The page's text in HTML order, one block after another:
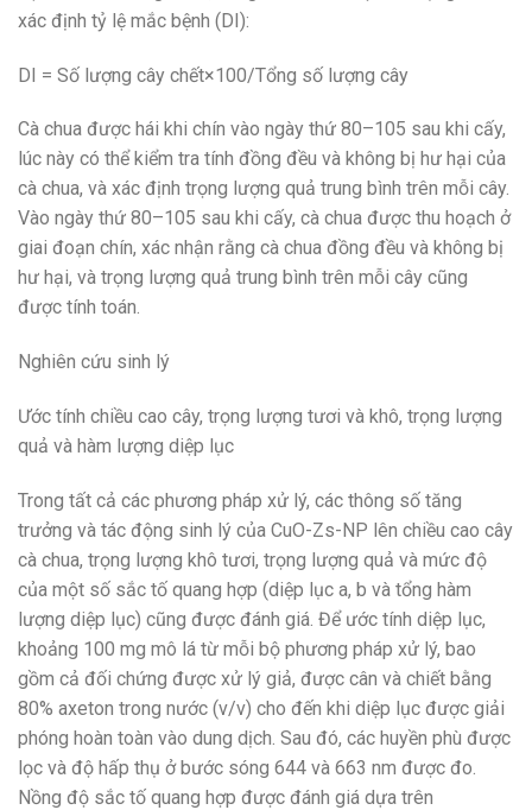
xác định tỷ lệ mắc bệnh (DI):
DI = Số lượng cây chết×100/Tổng số lượng cây
Cà chua được hái khi chín vào ngày thứ 80–105 sau khi cấy,
lúc này có thể kiểm tra tính đồng đều và không bị hư hại của
cà chua, và xác định trọng lượng quả trung bình trên mỗi cây.
Vào ngày thứ 80–105 sau khi cấy, cà chua được thu hoạch ở
giai đoạn chín, xác nhận rằng cà chua đồng đều và không bị
hư hại, và trọng lượng quả trung bình trên mỗi cây cũng
được tính toán.
Nghiên cứu sinh lý
Ước tính chiều cao cây, trọng lượng tươi và khô, trọng lượng
quả và hàm lượng diệp lục
Trong tất cả các phương pháp xử lý, các thông số tăng
trưởng và tác động sinh lý của CuO-Zs-NP lên chiều cao cây
cà chua, trọng lượng khô tươi, trọng lượng quả và mức độ
của một số sắc tố quang hợp (diệp lục a, b và tổng hàm
lượng diệp lục) cũng được đánh giá. Để ước tính diệp lục,
khoảng 100 mg mô lá từ mỗi bộ phương pháp xử lý, bao
gồm cả đối chứng được xử lý giả, được cân và chiết bằng
80% axeton trong nước (v/v) cho đến khi diệp lục được giải
phóng hoàn toàn vào dung dịch. Sau đó, các huyền phù được
lọc và độ hấp thụ ở bước sóng 644 và 663 nm được đo.
Nồng độ sắc tố quang hợp được đánh giá dựa trên